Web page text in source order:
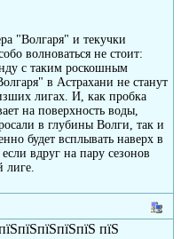
"Волгаря" и текучки
волноваться не стоит:
с таким роскошным
в Астрахани не станут
лигах. И, как пробка
на поверхность воды,
в глубины Волги, так и
будет всплывать наверх в
вдруг на пару сезонов
лиге.
пїЅ